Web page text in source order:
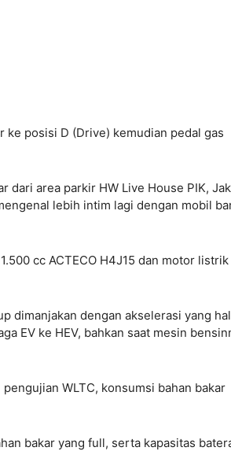
posisi D (Drive) kemudian pedal gas
dari area parkir HW Live House PIK,
lebih intim lagi dengan mobil
cc ACTECO H4J15 dan motor listrik
dimanjakan dengan akselerasi yang
EV ke HEV, bahkan saat mesin
WLTC, konsumsi bahan bakar
bakar yang full, serta kapasitas